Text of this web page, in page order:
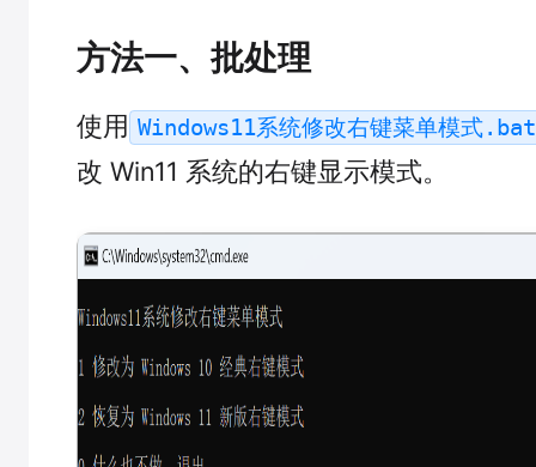
方法一、批处理
使用 Windows11系统修改右键菜单模式.bat
改 Win11 系统的右键显示模式。